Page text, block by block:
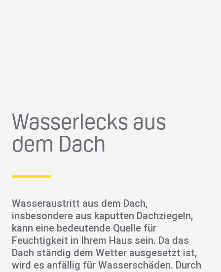
Wasserlecks aus
dem Dach
Wasseraustritt aus dem Dach,
insbesondere aus kaputten Dachziegeln,
kann eine bedeutende Quelle für
Feuchtigkeit in Ihrem Haus sein. Da das
Dach ständig dem Wetter ausgesetzt ist,
wird es anfällig für Wasserschäden. Durch